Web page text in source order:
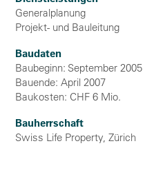
Generalplanung
Projekt- und Bauleitung
Baudaten
Baubeginn: September 2005
Bauende: April 2007
Baukosten: CHF 6 Mio.
Bauherrschaft
Swiss Life Property, Zürich